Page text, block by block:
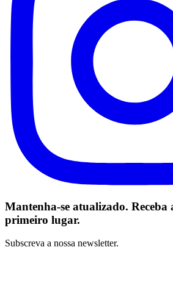
Mantenha-se atualizado. Receba
primeiro lugar.
Subscreva a nossa newsletter.